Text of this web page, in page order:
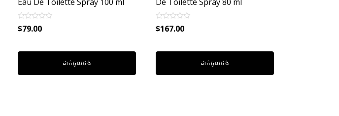
Rated
0
5
$79.00
ដាក់ចូលថង់
Rated
0
5
$167.00
ដាក់ចូលថង់